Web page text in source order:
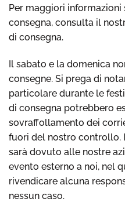
Per maggiori
consegna, consulta il
di consegna.
Il sabato e la domenica
consegne. Si prega di
particolare durante le
di consegna potrebbero
sovraffollamento dei
fuori del nostro controllo.
sarà dovuto alle nostre
evento esterno a noi, nel
rivendicare alcuna
nessun caso.